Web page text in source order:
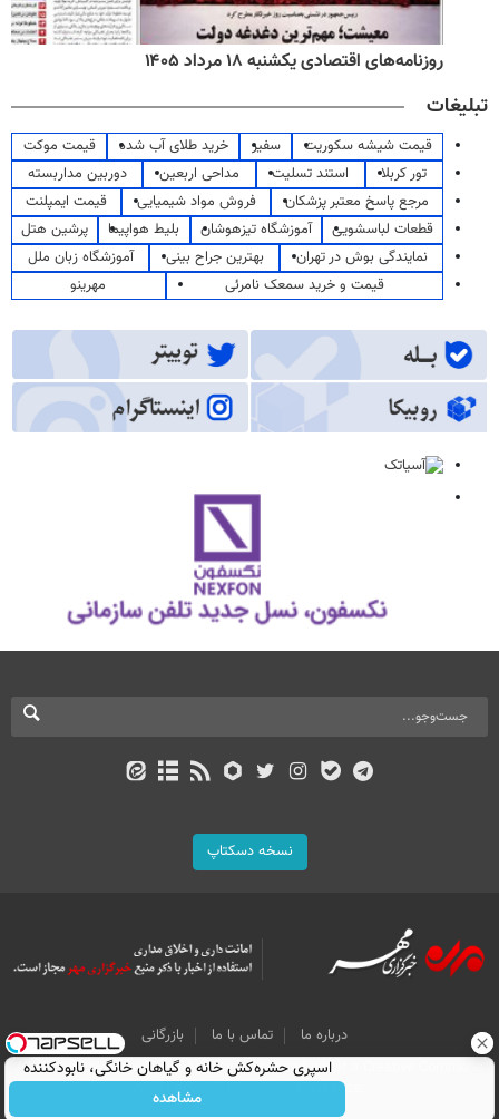
روزنامه‌های اقتصادی یکشنبه ۱۸ مرداد ۱۴۰۵
تبلیغات
قیمت شیشه سکوریت سفیر خرید طلای آب شده
قیمت موکت
تور کربلا
استند تسلیت مداحی اربعین
دوربین مداربسته
مرجع پاسخ معتبر پزشکان
فروش مواد شیمیایی
قیمت ایمپلنت
قطعات لباسشویی
آموزشگاه تیزهوشان بلیط هواپیما
پرشین هتل
نمایندگی بوش در تهران
بهترین جراح بینی
آموزشگاه زبان ملل
قیمت و خرید سمعک نامرئی
مهرینو
نسخه دسکتاپ
درباره ما تماس با ما
بازرگانی
All Content by Mehr News Agency is licensed under a Creative Commons
Attribution 4.0 International License.
اسپری حشره‌کش خانه و گیاهان خانگی، نابودکننده
انواع حشرات خانگی و آفات
مشاهده